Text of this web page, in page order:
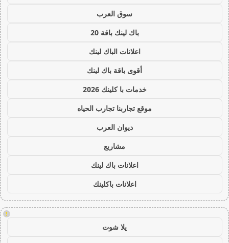
سوق العرب
باك لينك باقة 20
اعلانات الباك لينك
أقوى باقة باك لينك
خدمات با كلينك 2026
موقع تجاربنا تجارب الحياه
ديوان العرب
مشاريع
اعلانات باك لينك
اعلانات باكلينك
!
يلا شوت